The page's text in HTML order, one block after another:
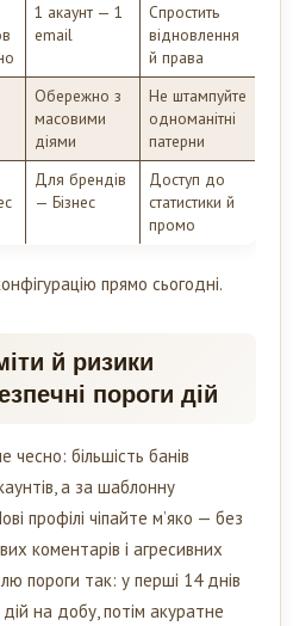
1 акаунт — 1
email
Спростить
відновлення
й права
Обережно з
масовими
діями
Не штампуйте
одноманітні
патерни
Для брендів
— Бізнес
Доступ до
статистики й
промо
прямо сьогодні.
й ризики
пороги дій
більшість банів
а за шаблонну
профілі чіпайте м’яко — без
коментарів і агресивних
пороги так: у перші 14 днів
на добу, потім акуратне